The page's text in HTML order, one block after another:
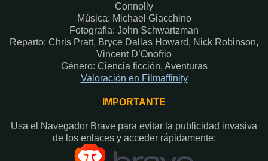
Connolly
Música: Michael Giacchino
Fotografía: John Schwartzman
Reparto: Chris Pratt, Bryce Dallas Howard, Nick Robinson,
Vincent D’Onofrio
Género: Ciencia ficción, Aventuras
Valoración en Fi lmaffinity
IMPORTANTE
Usa el Navegador Brave para evitar la publicidad invasiva
de los enlaces y acceder rápidamente:​